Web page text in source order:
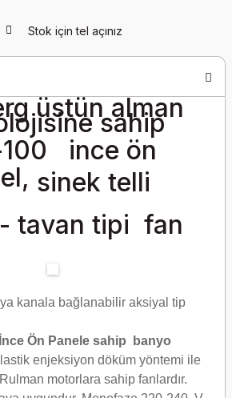
Stok için tel açınız
üstün alman
sahip
ince ön
sinek telli
tavan tipi fan
kanala bağlanabilir aksiyal tip
Ön Panele sahip banyo
enjeksiyon döküm yöntemi ile
motorlara sahip fanlardır.